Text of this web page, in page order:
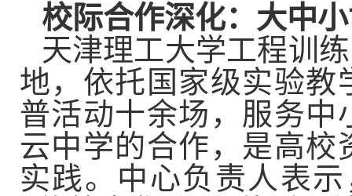
校际合作深化：大中
天津理工大学工程训
地，依托国家级实验教
普活动十余场，服务中
云中学的合作，是高
实践。中心负责人表